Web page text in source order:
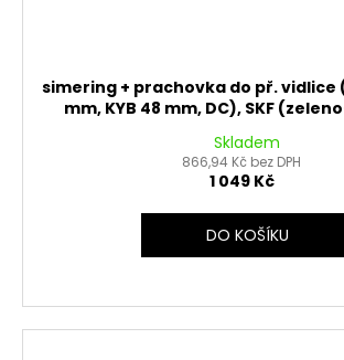
simering + prachovka do př. vidlice
mm, KYB 48 mm, DC), SKF
Skladem
866,94 Kč bez DPH
1 049 Kč
DO KOŠÍKU